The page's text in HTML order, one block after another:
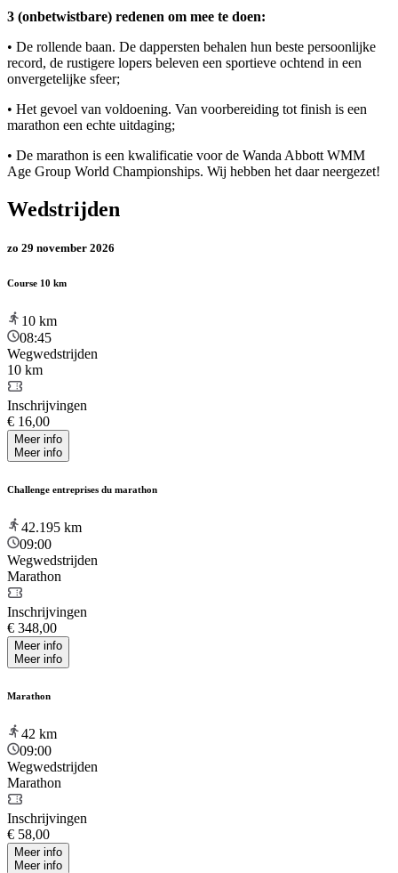
3 (onbetwistbare) redenen om mee te doen:
• De rollende baan. De dappersten behalen hun beste persoonlijke
record, de rustigere lopers beleven een sportieve ochtend in een
onvergetelijke sfeer;
• Het gevoel van voldoening. Van voorbereiding tot finish is een
marathon een echte uitdaging;
• De marathon is een kwalificatie voor de Wanda Abbott WMM
Age Group World Championships. Wij hebben het daar neergezet!
Wedstrijden
zo 29 november 2026
Course 10 km
10 km
08:45
Wegwedstrijden
10 km
Inschrijvingen
€ 16,00
Meer info
Meer info
Challenge entreprises du marathon
42.195 km
09:00
Wegwedstrijden
Marathon
Inschrijvingen
€ 348,00
Meer info
Meer info
Marathon
42 km
09:00
Wegwedstrijden
Marathon
Inschrijvingen
€ 58,00
Meer info
Meer info